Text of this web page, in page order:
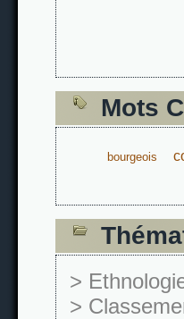
Mots
bourgeois
>
>